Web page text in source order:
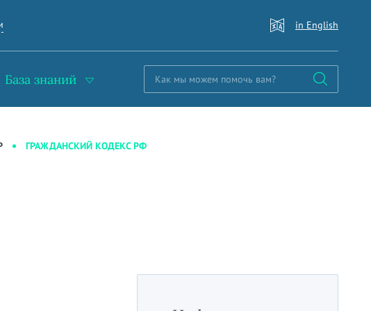
in English
База знаний
ГРАЖДАНСКИЙ КОДЕКС РФ